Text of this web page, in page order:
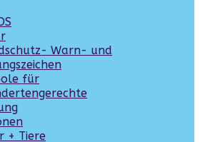
Warn- und
für
+ Tiere